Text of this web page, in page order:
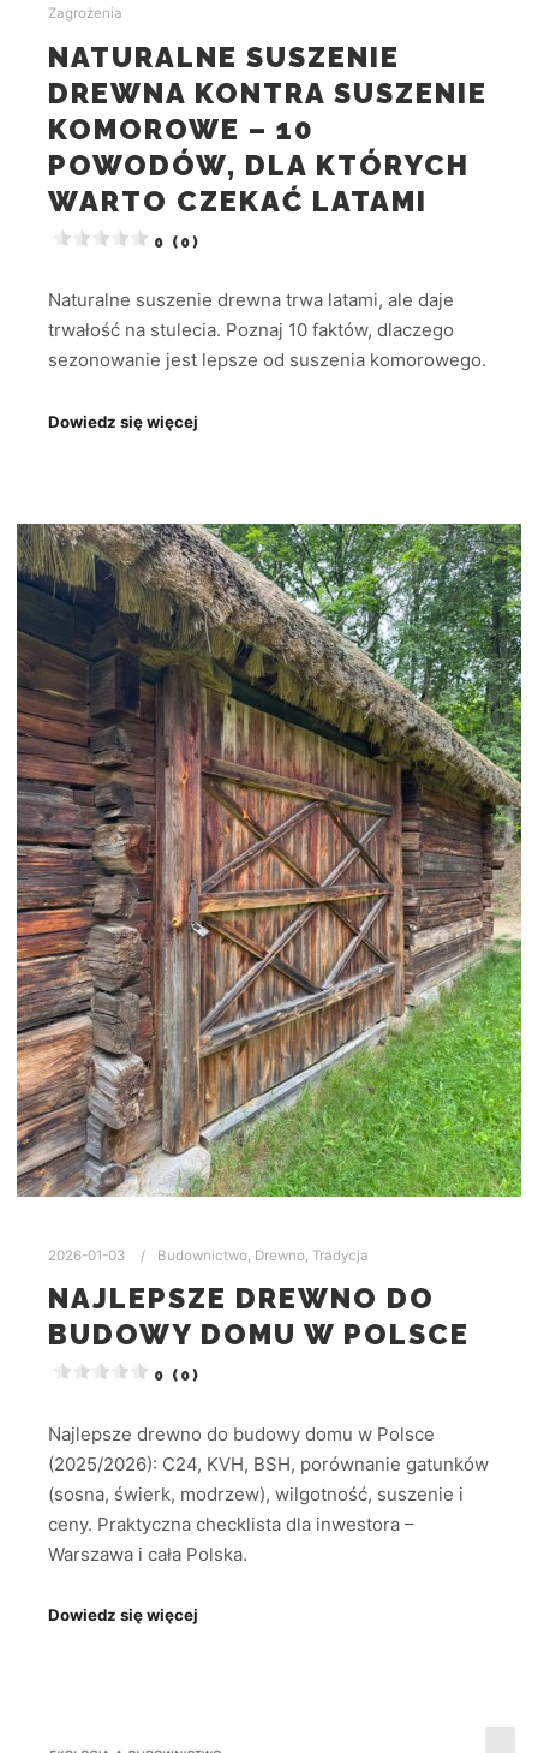
Zagrożenia
NATURALNE SUSZENIE
DREWNA KONTRA SUSZENIE
KOMOROWE – 10
POWODÓW, DLA KTÓRYCH
WARTO CZEKAĆ LATAMI
0 (0)
Naturalne suszenie drewna trwa latami, ale daje
trwałość na stulecia. Poznaj 10 faktów, dlaczego
sezonowanie jest lepsze od suszenia komorowego.
Dowiedz się więcej
2026-01-03 Budownictwo Drewno Tradycja
NAJLEPSZE DREWNO DO
BUDOWY DOMU W POLSCE
0 (0)
Najlepsze drewno do budowy domu w Polsce
(2025/2026): C24, KVH, BSH, porównanie gatunków
(sosna, świerk, modrzew), wilgotność, suszenie i
ceny. Praktyczna checklista dla inwestora –
Warszawa i cała Polska.
Dowiedz się więcej